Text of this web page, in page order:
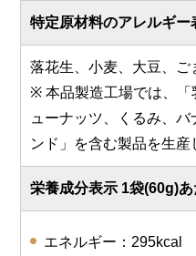
特定原材料のアレルギー
落花生、小麦、大豆、ご
※ 本品製造工場では、「
ューナッツ、くるみ、
ンド」を含む製品を生産
栄養成分表示 1袋(60g)あ
エネルギー：295kcal